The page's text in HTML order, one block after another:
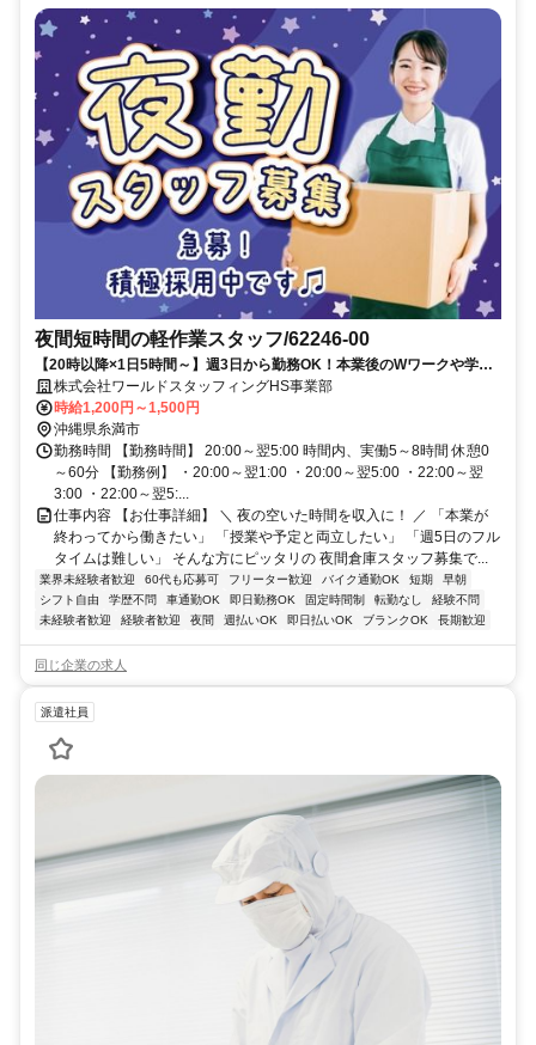
夜間短時間の軽作業スタッフ/62246-00
【20時以降×1日5時間～】週3日から勤務OK！本業後のWワークや学校
との両立にも◎配送先を確認して荷物を分ける夜間仕分けスタッフ
株式会社ワールドスタッフィングHS事業部
時給1,200円～1,500円
沖縄県糸満市
勤務時間 【勤務時間】 20:00～翌5:00 時間内、実働5～8時間 休憩0
～60分 【勤務例】 ・20:00～翌1:00 ・20:00～翌5:00 ・22:00～翌
3:00 ・22:00～翌5:...
仕事内容 【お仕事詳細】 ＼ 夜の空いた時間を収入に！ ／ 「本業が
終わってから働きたい」 「授業や予定と両立したい」 「週5日のフル
タイムは難しい」 そんな方にピッタリの 夜間倉庫スタッフ募集で...
業界未経験者歓迎 60代も応募可 フリーター歓迎 バイク通勤OK 短期
早朝
シフト自由
学歴不問 車通勤OK 即日勤務OK 固定時間制 転勤なし
経験不問
未経験者歓迎
経験者歓迎 夜間 週払いOK 即日払いOK ブランクOK 長期歓迎
同じ企業の求人
派遣社員